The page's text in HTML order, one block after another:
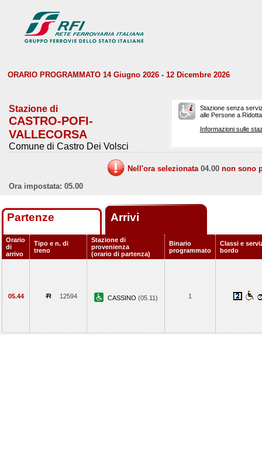
ORARIO PROGRAMMATO 14 Giugno 2026 - 12 Dicembre 2026
Stazione di
CASTRO-POFI-
VALLECORSA
Comune di Castro Dei Volsci
Stazione senza
alle Persone a
Informazioni sulle
Nell'ora selezionata 04.00 non sono
Ora impostata: 05.00
Partenze Arrivi
Orario
di
arrivo
Tipo e n. di
treno
Stazione di
provenienza
(orario di partenza)
Binario
programmato
Classi e
bordo
05.44 12594 CASSINO (05.11) 1